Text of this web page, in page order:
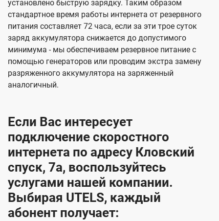
установлено быструю зарядку. Таким образом
стандартное время работы интернета от резервного
питания составляет 72 часа, если за эти трое суток
заряд аккумулятора снижается до допустимого
минимума - мы обеспечиваем резервное питание с
помощью генераторов или проводим экстра замену
разряженного аккумулятора на заряженный
аналогичный.
Если Вас интересует
подключение скоростного
интернета по адресу Кловский
спуск, 7а, воспользуйтесь
услугами нашей компании.
Выбирая UTELS, каждый
абонент получает: